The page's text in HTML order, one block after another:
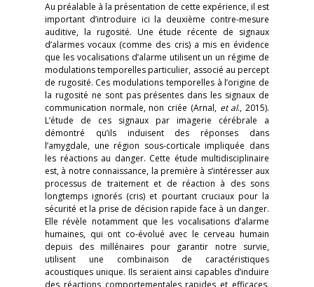
Au préalable à la présentation de cette expérience, il est
important d’introduire ici la deuxième contre-mesure
auditive, la rugosité. Une étude récente de signaux
d’alarmes vocaux (comme des cris) a mis en évidence
que les vocalisations d’alarme utilisent un un régime de
modulations temporelles particulier, associé au percept
de rugosité. Ces modulations temporelles à l’origine de
la rugosité ne sont pas présentes dans les signaux de
communication normale, non criée (Arnal, et al., 2015).
L’étude de ces signaux par imagerie cérébrale a
démontré qu’ils induisent des réponses dans
l’amygdale, une région sous-corticale impliquée dans
les réactions au danger. Cette étude multidisciplinaire
est, à notre connaissance, la première à s’intéresser aux
processus de traitement et de réaction à des sons
longtemps ignorés (cris) et pourtant cruciaux pour la
sécurité et la prise de décision rapide face à un danger.
Elle révèle notamment que les vocalisations d’alarme
humaines, qui ont co-évolué avec le cerveau humain
depuis des millénaires pour garantir notre survie,
utilisent une combinaison de caractéristiques
acoustiques unique. Ils seraient ainsi capables d’induire
des réactions comportementales rapides et efficaces.